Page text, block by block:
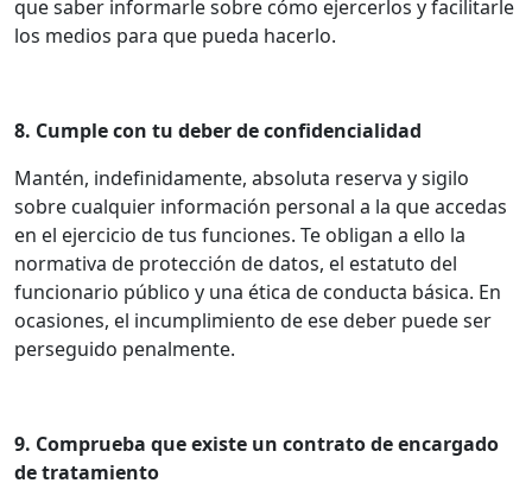
que saber informarle sobre cómo ejercerlos y facilitarle
los medios para que pueda hacerlo.
8. Cumple con tu deber de confidencialidad
Mantén, indefinidamente, absoluta reserva y sigilo
sobre cualquier información personal a la que accedas
en el ejercicio de tus funciones. Te obligan a ello la
normativa de protección de datos, el estatuto del
funcionario público y una ética de conducta básica. En
ocasiones, el incumplimiento de ese deber puede ser
perseguido penalmente.
9. Comprueba que existe un contrato de encargado
de tratamiento